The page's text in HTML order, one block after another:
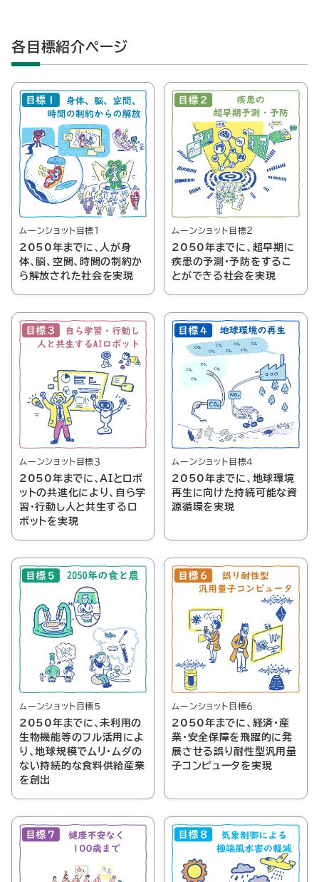
各目標紹介ページ
ムーンショット目標１
2050年までに、人が身
体、脳、空間、時間の制約か
ら解放された社会を実現
ムーンショット目標２
2050年までに、超早期に
疾患の予測・予防をするこ
とができる社会を実現
ムーンショット目標３
2050年までに、AIとロボ
ットの共進化により、自ら学
習・行動し人と共生するロ
ボットを実現
ムーンショット目標４
2050年までに、地球環境
再生に向けた持続可能な資
源循環を実現
ムーンショット目標５
2050年までに、未利用の
生物機能等のフル活用によ
り、地球規模でムリ・ムダの
ない持続的な食料供給産業
を創出
ムーンショット目標６
2050年までに、経済・産
業・安全保障を飛躍的に発
展させる誤り耐性型汎用量
子コンピュータを実現